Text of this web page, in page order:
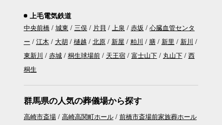
上毛電気鉄道
中央前橋 城東 三俣 片貝 上泉 赤坂
心臓血管センタ
ー
江木 大胡 樋越 北原 新屋 粕川 膳 新里
新川
東新川
赤城 桐生球場前 天王宿 富士山下 丸山下
西
桐生
群馬県の人気の葬儀場から探す
高崎市斎場 高崎高関町ホール
前橋市斎場前家族葬ホール